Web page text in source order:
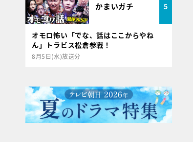
かまいガチ 5
オモロ怖い「でな、話はここからやね
ん」トラビス松倉参戦！
8月5日(水)放送分